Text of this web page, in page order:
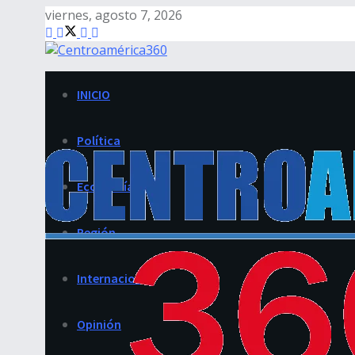
viernes, agosto 7, 2026
INICIO
Política
Economía
Región
Internacional
Opinión